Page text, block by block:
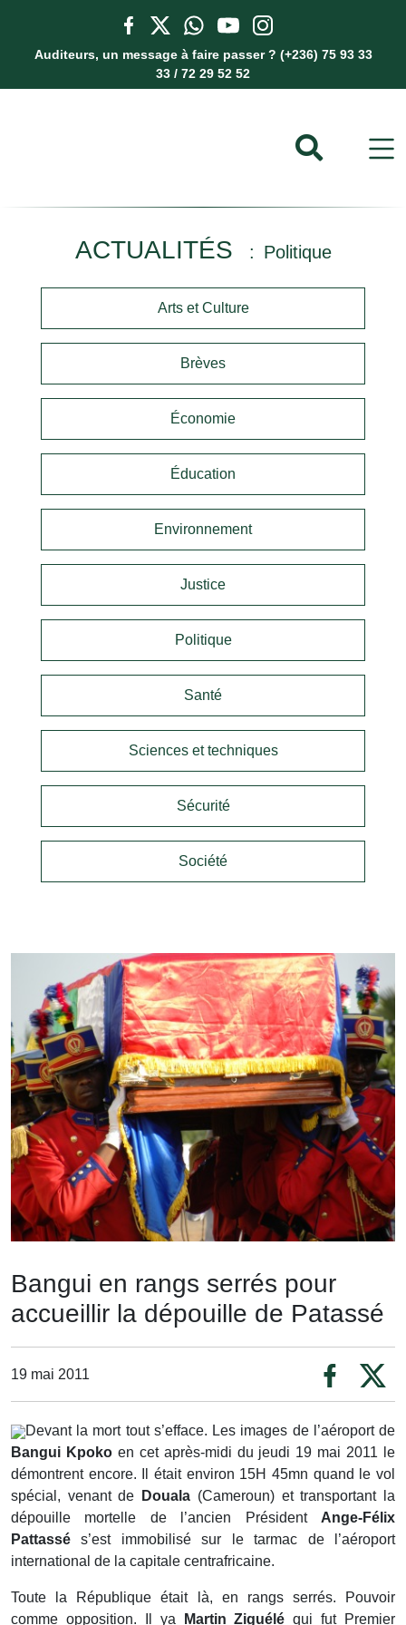
Auditeurs, un message à faire passer ? (+236) 75 93 33
33 / 72 29 52 52
ACTUALITÉS Politique
Arts et Culture
Brèves
Économie
Éducation
Environnement
Justice
Politique
Santé
Sciences et techniques
Sécurité
Société
Bangui en rangs serrés pour
accueillir la dépouille de Patassé
19 mai 2011
Devant la mort tout s’efface. Les images de l’aéroport de
Bangui Kpokoen cet après-midi du jeudi 19 mai 2011 le
démontrent encore. Il était environ 15H 45mn quand le vol
spécial, venant de
Douala (Cameroun) et transportant la
dépouille mortelle de l’ancien Président Ange-Félix
Pattassé s’est immobilisé sur le tarmac de l’aéroport
international de la capitale centrafricaine.
Toute la République était là, en rangs serrés. Pouvoir
comme opposition. Il ya
Martin Ziguélé qui fut Premier